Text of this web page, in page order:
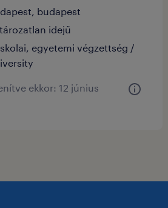
budapest
idejű
egyetemi végzettség /
ekkor: 12 június